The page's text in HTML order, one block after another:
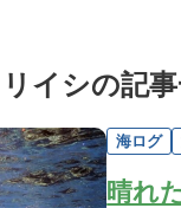
イシの記
海ログ
晴れ